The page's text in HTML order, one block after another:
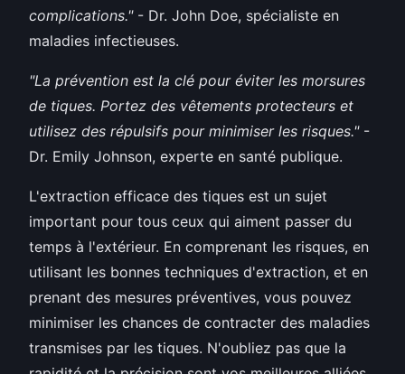
complications."- Dr. John Doe, spécialiste en
maladies infectieuses.
"La prévention est la clé pour éviter les morsures
de tiques. Portez des vêtements protecteurs et
utilisez des répulsifs pour minimiser les risques."-
Dr. Emily Johnson, experte en santé publique.
L'extraction efficace des tiques est un sujet
important pour tous ceux qui aiment passer du
temps à l'extérieur. En comprenant les risques, en
utilisant les bonnes techniques d'extraction, et en
prenant des mesures préventives, vous pouvez
minimiser les chances de contracter des maladies
transmises par les tiques. N'oubliez pas que la